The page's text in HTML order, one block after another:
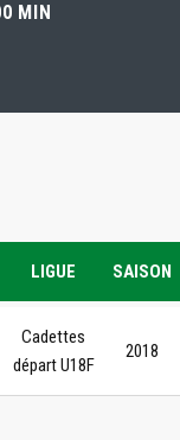
MIN
LIGUE SAISON
Cadettes
départ U18F
2018